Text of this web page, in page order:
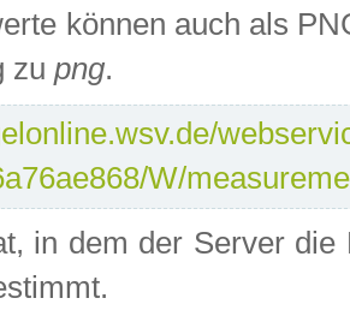
können auch als
zu png.
W/
in dem der Server